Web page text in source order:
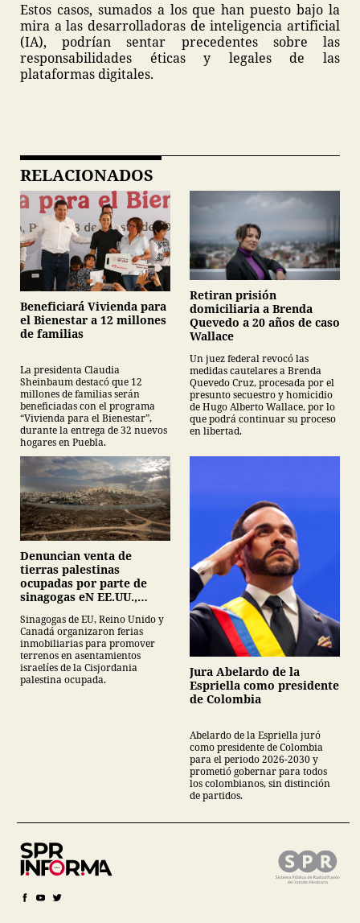
Estos casos, sumados a los que han puesto bajo la
mira a las desarrolladoras de inteligencia artificial
(IA), podrían sentar precedentes sobre las
responsabilidades éticas y legales de las
plataformas digitales.
RELACIONADOS
Beneficiará Vivienda para
el Bienestar a 12 millones
de familias
La presidenta Claudia
Sheinbaum destacó que 12
millones de familias serán
beneficiadas con el programa
“Vivienda para el Bienestar”,
durante la entrega de 32 nuevos
hogares en Puebla.
Retiran prisión
domiciliaria a Brenda
Quevedo a 20 años de caso
Wallace
Un juez federal revocó las
medidas cautelares a Brenda
Quevedo Cruz, procesada por el
presunto secuestro y homicidio
de Hugo Alberto Wallace, por lo
que podrá continuar su proceso
en libertad.
Denuncian venta de
tierras palestinas
ocupadas por parte de
sinagogas eN EE.UU.,
Sinagogas de EU, Reino Unido y
Canadá organizaron ferias
inmobiliarias para promover
terrenos en asentamientos
israelíes de la Cisjordania
palestina ocupada.
Jura Abelardo de la
Espriella como presidente
de Colombia
Abelardo de la Espriella juró
como presidente de Colombia
para el periodo 2026-2030 y
prometió gobernar para todos
los colombianos, sin distinción
de partidos.